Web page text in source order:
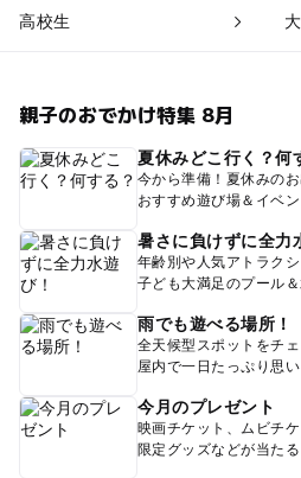
高校生
親子のおでかけ特集 8月
夏休みどこ行く？何
今から準備！夏休みの
おすすめ遊び場＆イベ
暑さに負けずに全力
年齢別や人気アトラク
子ども大満足のプール
雨でも遊べる場所！
全天候型スポットをチェ
屋内で一日たっぷり思
今月のプレゼント
映画チケット、ムビチケ
限定グッズなどが当たる